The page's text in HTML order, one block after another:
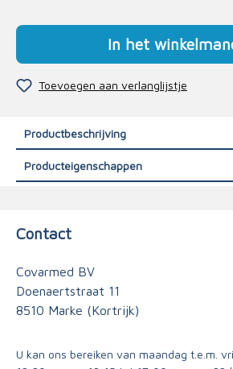
In het
Toevoegen aan verlanglijstje
Productbeschrijving
Producteigenschappen
Contact
Covarmed BV
Doenaertstraat 11
8510 Marke (Kortrijk)
U kan ons bereiken van maandag t.e.m.